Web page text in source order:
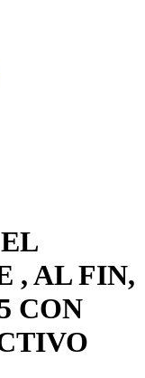
, AL FIN,
CON